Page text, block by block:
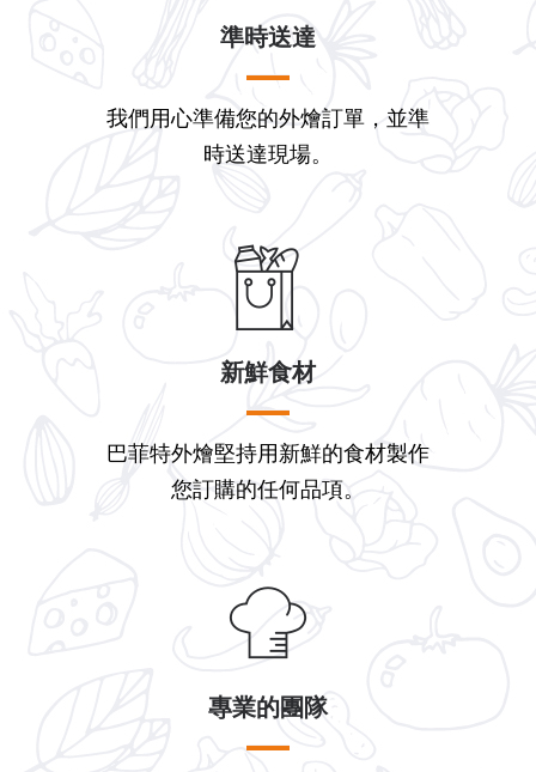
準時送達
我們用心準備您的外燴訂單，並準
時送達現場。
新鮮食材
巴菲特外燴堅持用新鮮的食材製作
您訂購的任何品項。
專業的團隊